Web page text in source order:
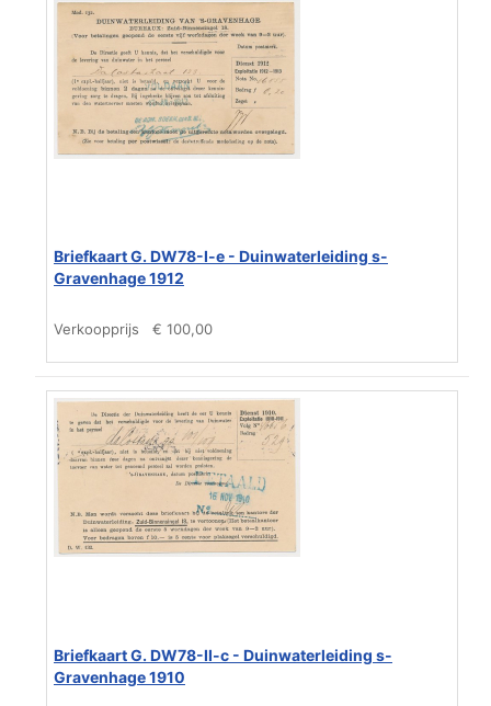
Briefkaart G. DW78-I-e - Duinwaterleiding s-
Gravenhage 1912
Verkoopprijs € 100,00
Briefkaart G. DW78-II-c - Duinwaterleiding s-
Gravenhage 1910